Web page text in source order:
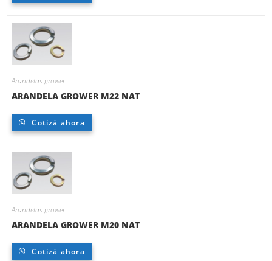
Arandelas grower
ARANDELA GROWER M22 NAT
Cotizá ahora
Arandelas grower
ARANDELA GROWER M20 NAT
Cotizá ahora